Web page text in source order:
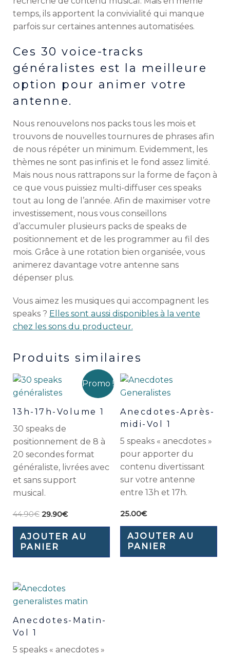
temps, ils apportent la convivialité qui manque
parfois sur certaines antennes automatisées.
Ces 30 voice-tracks
généralistes est la meilleure
option pour animer votre
antenne.
Nous renouvelons nos packs tous les mois et
trouvons de nouvelles tournures de phrases afin
de nous répéter un minimum. Evidemment, les
thèmes ne sont pas infinis et le fond assez limité.
Mais nous nous rattrapons sur la forme de façon à
ce que vous puissiez multi-diffuser ces speaks
tout au long de l’année. Afin de maximiser votre
investissement, nous vous conseillons
d’accumuler plusieurs packs de speaks de
positionnement et de les programmer au fil des
mois. Grâce à une rotation bien organisée, vous
animerez davantage votre antenne sans
dépenser plus.
Vous aimez les musiques qui accompagnent les
speaks ? Elles sont aussi disponibles à la vente
chez les sons du producteur.
Produits similaires
Promo !
13h-17h-Volume 1
30 speaks de
positionnement de 8 à
20 secondes format
généraliste, livrées avec
et sans support
musical.
44.90€ 29.90€
AJOUTER AU
PANIER
Anecdotes-Après-
midi-Vol 1
5 speaks « anecdotes »
pour apporter du
contenu divertissant
sur votre antenne
entre 13h et 17h.
25.00€
AJOUTER AU
PANIER
Anecdotes-Matin-
Vol 1
5 speaks « anecdotes »